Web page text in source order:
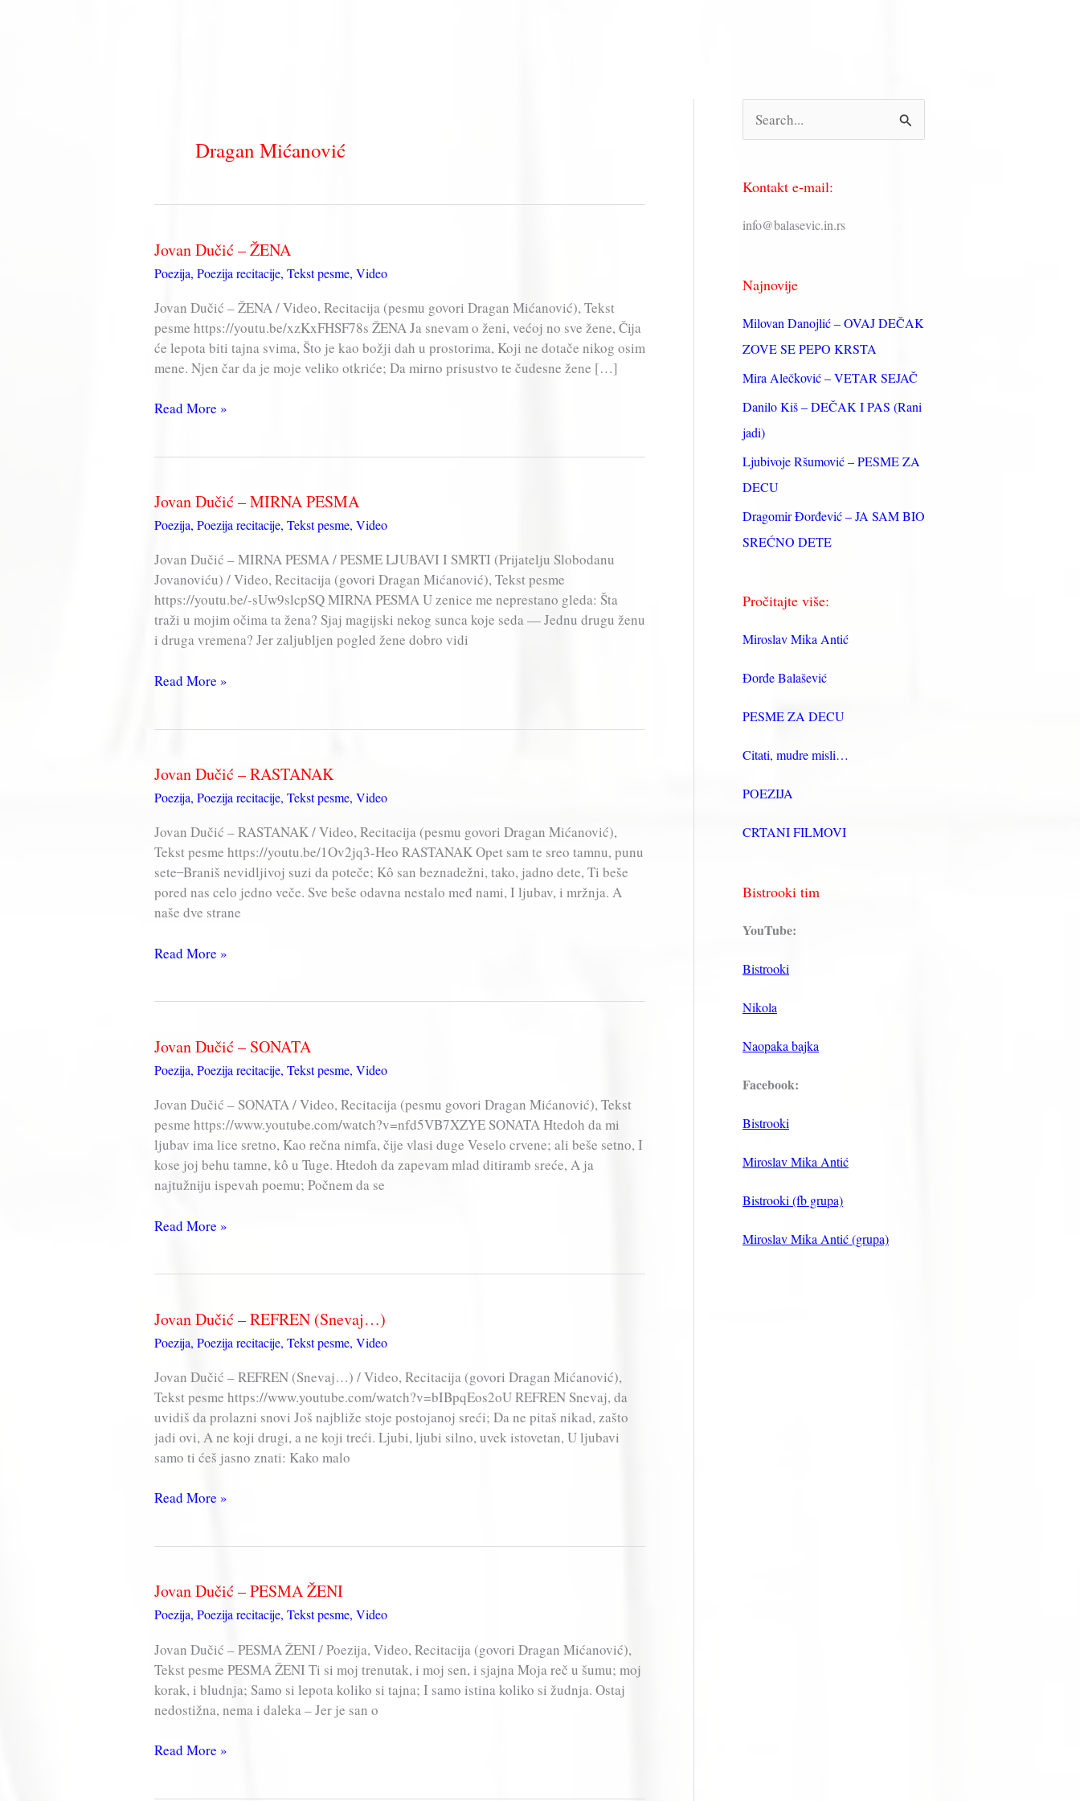
Dragan Mićanović
Jovan Dučić – ŽENA
Poezija, Poezija recitacije, Tekst pesme, Video
Jovan Dučić – ŽENA / Video, Recitacija (pesmu govori Dragan Mićanović), Tekst
pesme https://youtu.be/xzKxFHSF78s ŽENA Ja snevam o ženi, većoj no sve žene, Čija
će lepota biti tajna svima, Što je kao božji dah u prostorima, Koji ne dotače nikog osim
mene. Njen čar da je moje veliko otkriće; Da mirno prisustvo te čudesne žene […]
Jovan
Read More »
Jovan Dučić – MIRNA PESMA
Poezija, Poezija recitacije, Tekst pesme, Video
Jovan Dučić – MIRNA PESMA / PESME LJUBAVI I SMRTI (Prijatelju Slobodanu
Jovanoviću) / Video, Recitacija (govori Dragan Mićanović), Tekst pesme
https://youtu.be/-sUw9slcpSQ MIRNA PESMA U zenice me neprestano gleda: Šta
traži u mojim očima ta žena? Sjaj magijski nekog sunca koje seda — Jednu drugu ženu
i druga vremena? Jer zaljubljen pogled žene dobro vidi
Jovan
Read More »
Jovan Dučić – RASTANAK
Poezija, Poezija recitacije, Tekst pesme, Video
Jovan Dučić – RASTANAK / Video, Recitacija (pesmu govori Dragan Mićanović),
Tekst pesme https://youtu.be/1Ov2jq3-Heo RASTANAK Opet sam te sreo tamnu, punu
sete ̶ Braniš nevidljivoj suzi da poteče; Kô san beznadežni, tako, jadno dete, Ti beše
pored nas celo jedno veče. Sve beše odavna nestalo međ nami, I ljubav, i mržnja. A
naše dve strane
Jovan
Read More »
Jovan Dučić – SONATA
Poezija, Poezija recitacije, Tekst pesme, Video
Jovan Dučić – SONATA / Video, Recitacija (pesmu govori Dragan Mićanović), Tekst
pesme https://www.youtube.com/watch?v=nfd5VB7XZYE SONATA Htedoh da mi
ljubav ima lice sretno, Kao rečna nimfa, čije vlasi duge Veselo crvene; ali beše setno, I
kose joj behu tamne, kô u Tuge. Htedoh da zapevam mlad ditiramb sreće, A ja
najtužniju ispevah poemu; Počnem da se
Jovan
Read More »
Jovan Dučić – REFREN (Snevaj…)
Poezija, Poezija recitacije, Tekst pesme, Video
Jovan Dučić – REFREN (Snevaj…) / Video, Recitacija (govori Dragan Mićanović),
Tekst pesme https://www.youtube.com/watch?v=bIBpqEos2oU REFREN Snevaj, da
uvidiš da prolazni snovi Još najbliže stoje postojanoj sreći; Da ne pitaš nikad, zašto
jadi ovi, A ne koji drugi, a ne koji treći. Lјubi, ljubi silno, uvek istovetan, U ljubavi
samo ti ćeš jasno znati: Kako malo
Jovan
Read More »
Jovan Dučić – PESMA ŽENI
Poezija, Poezija recitacije, Tekst pesme, Video
Jovan Dučić – PESMA ŽENI / Poezija, Video, Recitacija (govori Dragan Mićanović),
Tekst pesme PESMA ŽENI Ti si moj trenutak, i moj sen, i sjajna Moja reč u šumu; moj
korak, i bludnja; Samo si lepota koliko si tajna; I samo istina koliko si žudnja. Ostaj
nedostižna, nema i daleka – Jer je san o
Jovan
Read More »
р
т
а
з
а
Kontakt e-mail:
info@balasevic.in.rs
Najnovije
Milovan Danojlić – OVAJ DEČAK
ZOVE SE PEPO KRSTA
Mira Alečković – VETAR SEJAČ
Danilo Kiš – DEČAK I PAS (Rani
jadi)
Ljubivoje Ršumović – PESME ZA
DECU
Dragomir Đorđević – JA SAM BIO
SREĆNO DETE
Pročitajte više:
Miroslav Mika Antić
Đorđe Balašević
PESME ZA DECU
Citati, mudre misli…
POEZIJA
CRTANI FILMOVI
Bistrooki tim
YouTube:
Bistrooki
Nikola
Naopaka bajka
Facebook:
Bistrooki
Miroslav Mika Antić
Bistrooki (fb grupa)
Miroslav Mika Antić (grupa)